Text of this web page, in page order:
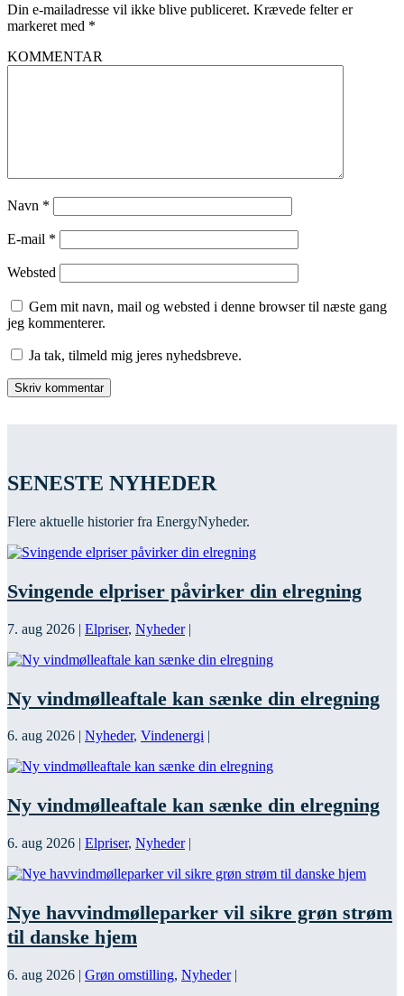
Din e-mailadresse vil ikke blive publiceret. Krævede felter er
markeret med *
KOMMENTAR
Navn *
E-mail *
Websted
Gem mit navn, mail og websted i denne browser til næste gang
jeg kommenterer.
Ja tak, tilmeld mig jeres nyhedsbreve.
SENESTE NYHEDER
Flere aktuelle historier fra EnergyNyheder.
Svingende elpriser påvirker din elregning
7. aug 2026 | Elpriser, Nyheder|
Ny vindmølleaftale kan sænke din elregning
6. aug 2026 | Nyheder, Vindenergi |
Ny vindmølleaftale kan sænke din elregning
6. aug 2026 | Elpriser, Nyheder|
Nye havvindmølleparker vil sikre grøn strøm
til danske hjem
6. aug 2026 | Grøn omstilling, Nyheder|